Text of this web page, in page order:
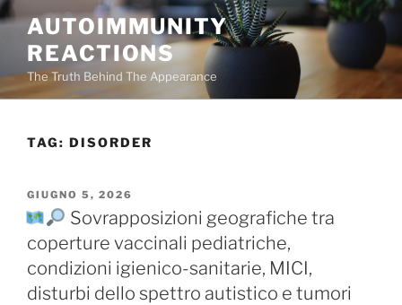
Salta
contenuto
AUTOIMMUNITY
REACTIONS
The Truth Behind The Appearance
TAG: DISORDER
PUBBLICATO
IL
GIUGNO 5, 2026
Sovrapposizioni geografiche tra
coperture vaccinali pediatriche,
condizioni igienico-sanitarie, MICI,
disturbi dello spettro autistico e tumori